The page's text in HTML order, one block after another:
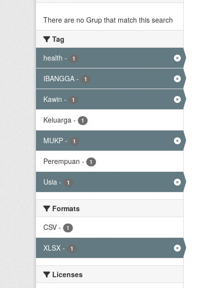
There are no Grup that match this search
Tag
health - 1
IBANGGA - 1
Kawin - 1
Keluarga - 1
MUKP - 1
Perempuan - 1
Usia - 1
Formats
CSV - 1
XLSX - 1
Licenses